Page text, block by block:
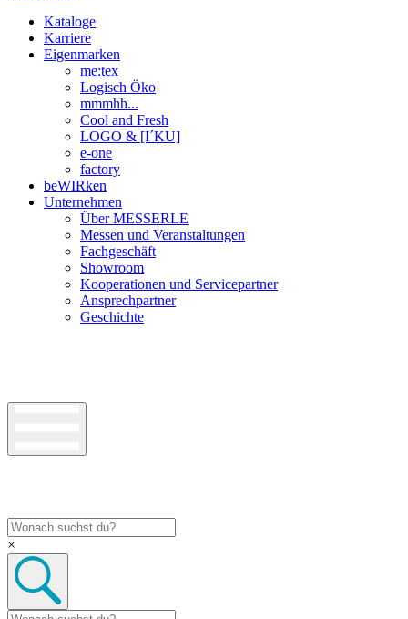
Kataloge
Karriere
Eigenmarken
me:tex
Logisch Öko
mmmhh...
Cool and Fresh
LOGO & [I´KU]
e-one
factory
beWIRken
Unternehmen
Über MESSERLE
Messen und Veranstaltungen
Fachgeschäft
Showroom
Kooperationen und Servicepartner
Ansprechpartner
Geschichte
×